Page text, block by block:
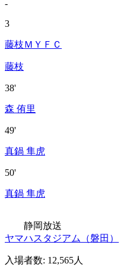
-
3
藤枝ＭＹＦＣ
藤枝
38'
森 侑里
49'
真鍋 隼虎
50'
真鍋 隼虎
静岡放送
ヤマハスタジアム（磐田）
入場者数: 12,565人